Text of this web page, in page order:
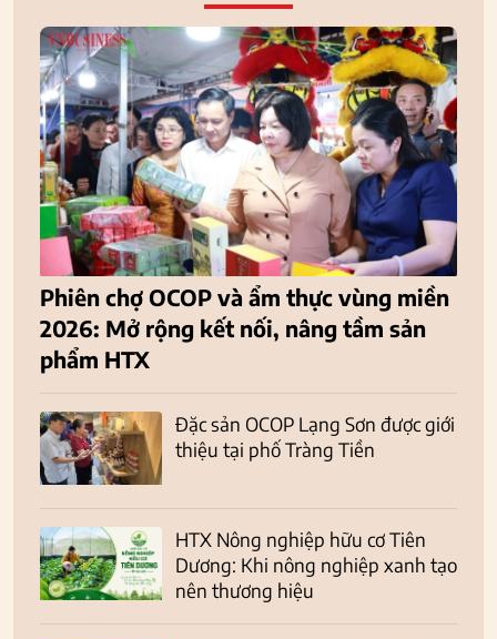
Phiên chợ OCOP và ẩm thực vùng miền
2026: Mở rộng kết nối, nâng tầm sản
phẩm HTX
Đặc sản OCOP Lạng Sơn được giới
thiệu tại phố Tràng Tiền
HTX Nông nghiệp hữu cơ Tiên
Dương: Khi nông nghiệp xanh tạo
nên thương hiệu